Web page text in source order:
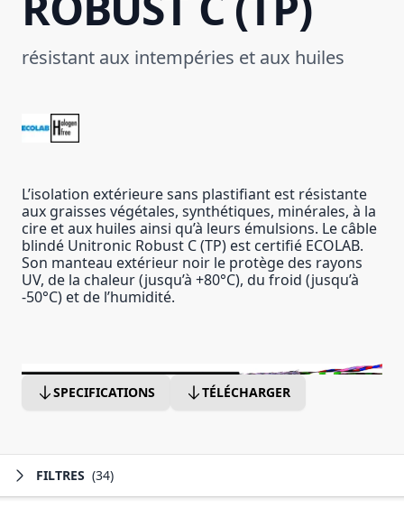
résistant aux intempéries et aux huiles
L’isolation extérieure sans plastifiant est résistante
aux graisses végétales, synthétiques, minérales, à la
cire et aux huiles ainsi qu’à leurs émulsions. Le câble
blindé Unitronic Robust C (TP) est certifié ECOLAB.
Son manteau extérieur noir le protège des rayons
UV, de la chaleur (jusqu’à +80°C), du froid (jusqu’à
-50°C) et de l’humidité.
SPECIFICATIONS TÉLÉCHARGER
FILTRES (34)